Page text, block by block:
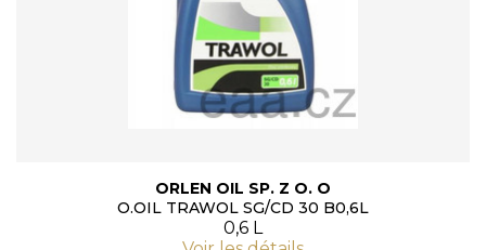
ORLEN OIL SP. Z O. O
O.OIL TRAWOL SG/CD 30 B0,6L
0,6 L